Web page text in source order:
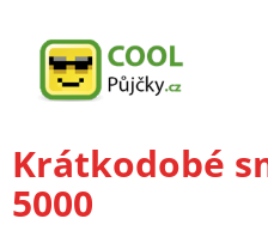
Krátkodobé
5000